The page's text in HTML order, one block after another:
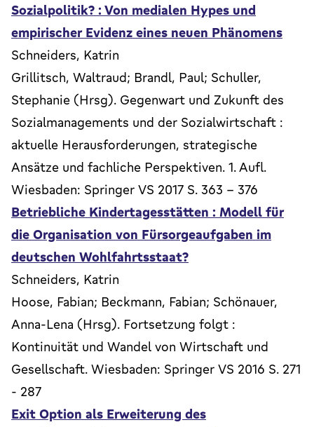
Sozialpolitik? : Von medialen Hypes und
empirischer Evidenz eines neuen Phänomens
Schneiders, Katrin
Grillitsch, Waltraud; Brandl, Paul; Schuller,
Stephanie (Hrsg). Gegenwart und Zukunft des
Sozialmanagements und der Sozialwirtschaft :
aktuelle Herausforderungen, strategische
Ansätze und fachliche Perspektiven. 1. Aufl.
Wiesbaden: Springer VS 2017 S. 363 - 376
Betriebliche Kindertagesstätten : Modell für
die Organisation von Fürsorgeaufgaben im
deutschen Wohlfahrtsstaat?
Schneiders, Katrin
Hoose, Fabian; Beckmann, Fabian; Schönauer,
Anna-Lena (Hrsg). Fortsetzung folgt :
Kontinuität und Wandel von Wirtschaft und
Gesellschaft. Wiesbaden: Springer VS 2016 S. 271
- 287
Exit Option als Erweiterung des